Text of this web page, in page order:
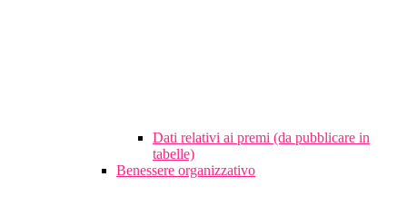
Dati relativi ai premi (da pubblicare in
tabelle)
Benessere organizzativo